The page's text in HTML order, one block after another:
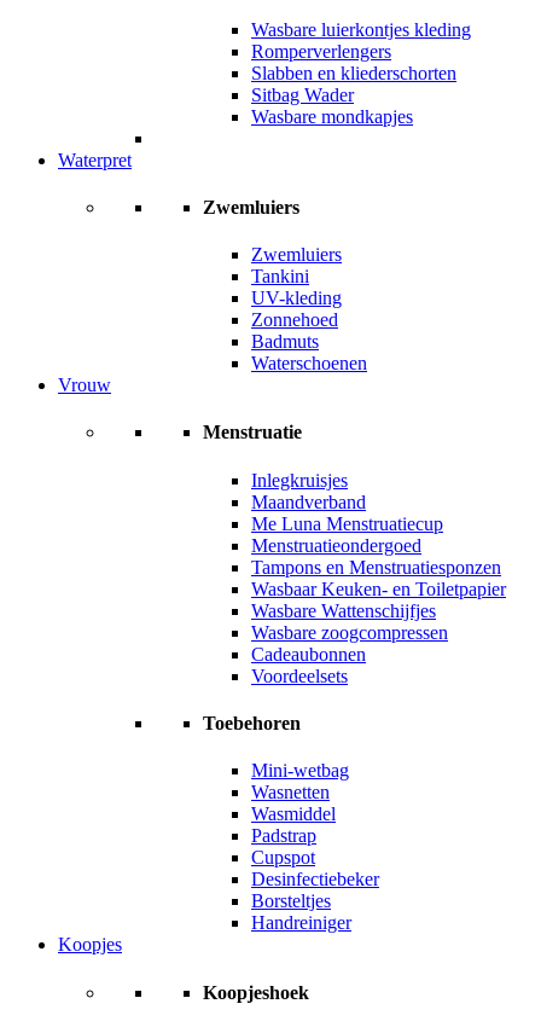
Wasbare luierkontjes kleding
Romperverlengers
Slabben en kliederschorten
Sitbag Wader
Wasbare mondkapjes
Waterpret
Zwemluiers
Zwemluiers
Tankini
UV-kleding
Zonnehoed
Badmuts
Waterschoenen
Vrouw
Menstruatie
Inlegkruisjes
Maandverband
Me Luna Menstruatiecup
Menstruatieondergoed
Tampons en Menstruatiesponzen
Wasbaar Keuken- en Toiletpapier
Wasbare Wattenschijfjes
Wasbare zoogcompressen
Cadeaubonnen
Voordeelsets
Toebehoren
Mini-wetbag
Wasnetten
Wasmiddel
Padstrap
Cupspot
Desinfectiebeker
Borsteltjes
Handreiniger
Koopjes
Koopjeshoek